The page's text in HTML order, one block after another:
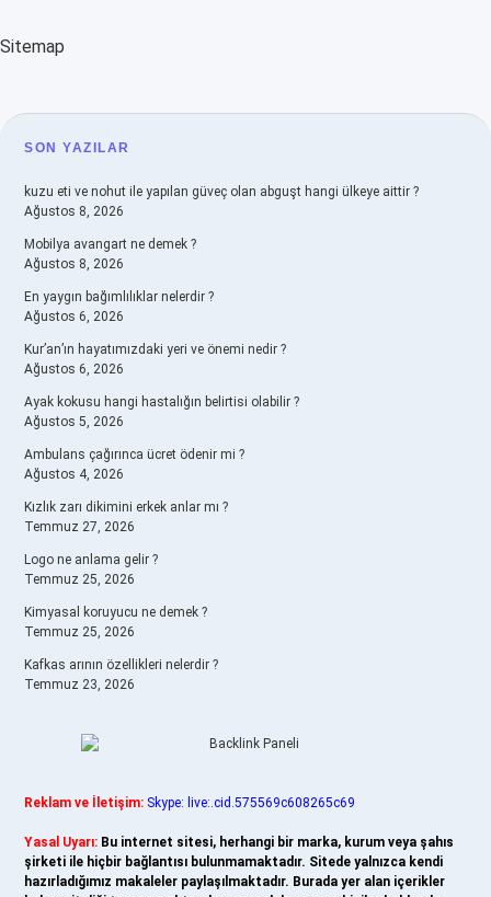
Sitemap
SIDEBAR
SON YAZILAR
kuzu eti ve nohut ile yapılan güveç olan abguşt hangi ülkeye aittir ?
Ağustos 8, 2026
Mobilya avangart ne demek ?
Ağustos 8, 2026
En yaygın bağımlılıklar nelerdir ?
Ağustos 6, 2026
Kur’an’ın hayatımızdaki yeri ve önemi nedir ?
Ağustos 6, 2026
Ayak kokusu hangi hastalığın belirtisi olabilir ?
Ağustos 5, 2026
Ambulans çağırınca ücret ödenir mi ?
Ağustos 4, 2026
Kızlık zarı dikimini erkek anlar mı ?
Temmuz 27, 2026
Logo ne anlama gelir ?
Temmuz 25, 2026
Kimyasal koruyucu ne demek ?
Temmuz 25, 2026
Kafkas arının özellikleri nelerdir ?
Temmuz 23, 2026
Reklam ve İletişim: Skype: live:.cid.575569c608265c69
Yasal Uyarı: Bu internet sitesi, herhangi bir marka, kurum veya şahıs
şirketi ile hiçbir bağlantısı bulunmamaktadır. Sitede yalnızca kendi
hazırladığımız makaleler paylaşılmaktadır. Burada yer alan içerikler